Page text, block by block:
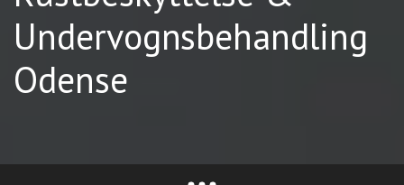
Undervognsbehandling
Odense